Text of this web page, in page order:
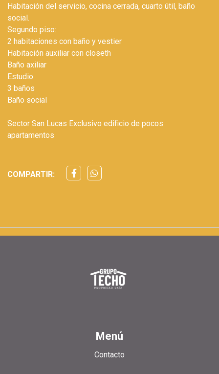
Habitación del servicio, cocina cerrada, cuarto útil, baño
social.
Segundo piso:
2 habitaciones con baño y vestier
Habitación auxiliar con closeth
Baño axiliar
Estudio
3 baños
Baño social
Sector San Lucas Exclusivo edificio de pocos
apartamentos
COMPARTIR:
Menú
Contacto